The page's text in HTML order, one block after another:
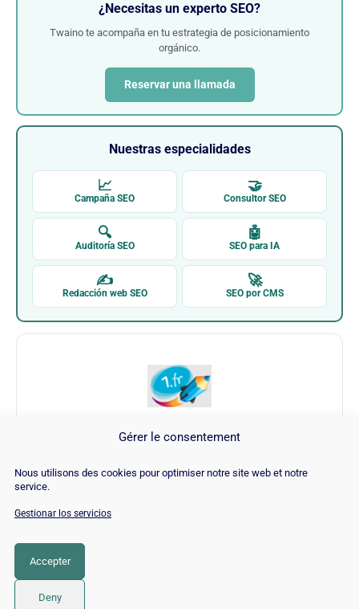
Gérer le consentement
Nous utilisons des cookies pour optimiser notre site web et notre
service.
Gestionar los servicios
Accepter
Deny
¿Necesitas un experto SEO?
Twaino te acompaña en tu estrategia de posicionamiento
orgánico.
Reservar una llamada
Nuestras especialidades
📈
Campaña SEO
🤝
Consultor SEO
🔍
Auditoría SEO
🤖
SEO para IA
✍
Redacción web SEO
🚀
SEO por CMS
CATEGORÍA